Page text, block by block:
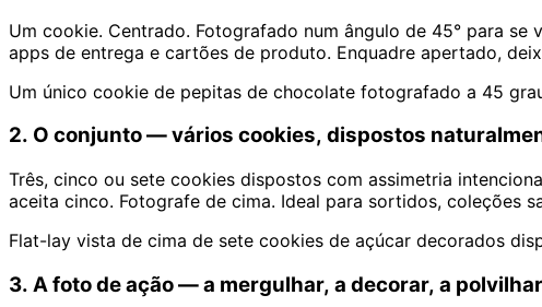
Um cookie. Centrado. Fotografado num ângulo de 45° para
apps de entrega e cartões de produto. Enquadre apertado,
Um único cookie de pepitas de chocolate fotografado a 45
2. O conjunto — vários cookies, dispostos
Três, cinco ou sete cookies dispostos com assimetria
aceita cinco. Fotografe de cima. Ideal para sortidos, coleções
Flat-lay vista de cima de sete cookies de açúcar decorados
3. A foto de ação — a mergulhar, a decorar, a polvilhar